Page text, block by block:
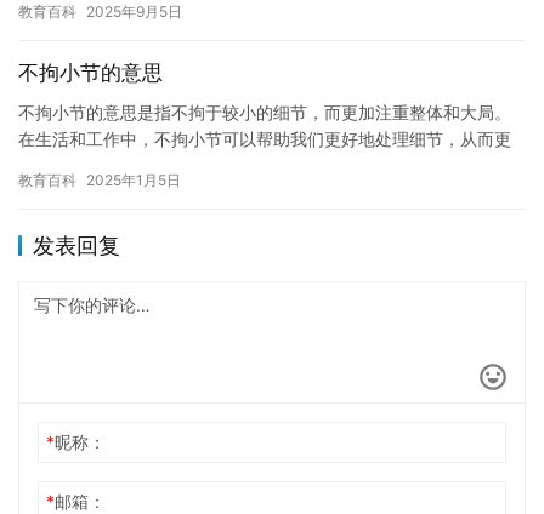
的…
教育百科 2025年9月5日
不拘小节的意思
不拘小节的意思是指不拘于较小的细节，而更加注重整体和大局。
在生活和工作中，不拘小节可以帮助我们更好地处理细节，从而更
不拘…
教育百科 2025年1月5日
发表回复
*昵称：
*邮箱：